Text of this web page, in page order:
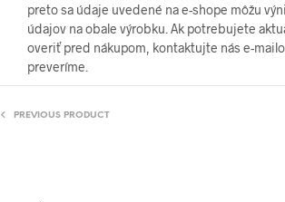
preto sa údaje uvedené na e-shope môžu
údajov na obale výrobku. Ak potrebujete
overiť pred nákupom, kontaktujte nás e-
preveríme.
PREVIOUS PRODUCT